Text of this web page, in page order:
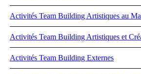
Activités Team Building Artistiques au
Activités Team Building Artistiques et
Activités Team Building Externes